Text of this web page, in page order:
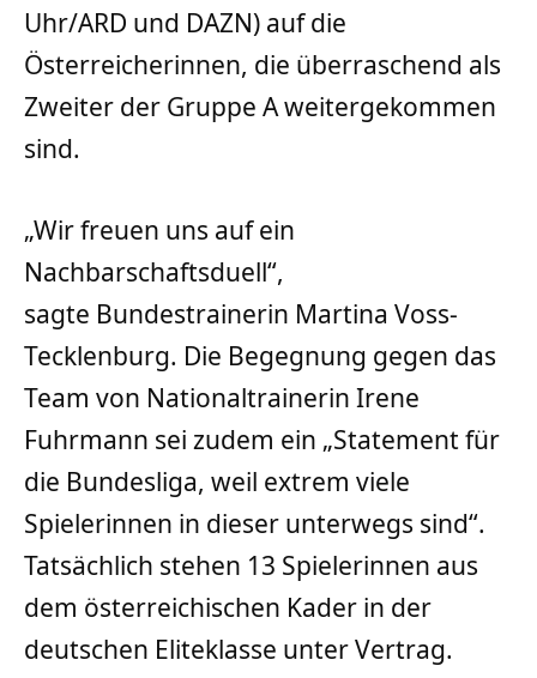
Uhr/ARD und DAZN) auf die
Österreicherinnen, die überraschend als
Zweiter der Gruppe A weitergekommen
sind.
„Wir freuen uns auf ein
Nachbarschaftsduell“,
sagte Bundestrainerin Martina Voss-
Tecklenburg. Die Begegnung gegen das
Team von Nationaltrainerin Irene
Fuhrmann sei zudem ein „Statement für
die Bundesliga, weil extrem viele
Spielerinnen in dieser unterwegs sind“.
Tatsächlich stehen 13 Spielerinnen aus
dem österreichischen Kader in der
deutschen Eliteklasse unter Vertrag.